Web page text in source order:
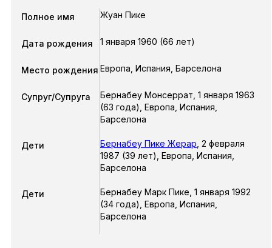
Полное имя Жуан Пике
Дата рождения 1 января 1960 (66 лет)
Место рождения Европа, Испания, Барселона
Супруг/Супруга Бернабеу Монсеррат 1 января 1963
(63 года), Европа, Испания,
Барселона
Дети Бернабеу Пике Жерар 2 февраля
1987 (39 лет), Европа, Испания,
Барселона
Дети Бернабеу Марк Пике 1 января 1992
(34 года), Европа, Испания,
Барселона